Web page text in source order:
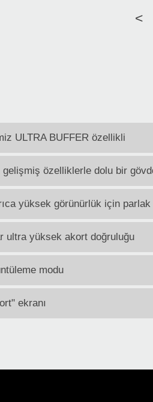
<
ULTRA BUFFER özellikli
gelişmiş özelliklerle dolu bir
yüksek görünürlük için
ultra yüksek akort doğruluğu
modu
ekranı